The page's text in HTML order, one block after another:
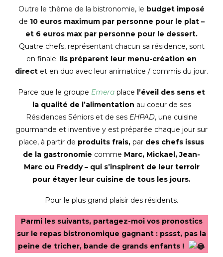
Outre le thème de la bistronomie, le budget imposé
de 10 euros maximum par personne pour le plat –
et 6 euros max par personne pour le dessert.
Quatre chefs, représentant chacun sa résidence, sont
en finale. Ils préparent leur menu-création en
direct et en duo avec leur animatrice / commis du jour.
Parce que le groupe Emera place l’éveil des sens et
la qualité de l’alimentation au coeur de ses
Résidences Séniors et de ses EHPAD, une cuisine
gourmande et inventive y est préparée chaque jour sur
place, à partir de produits frais, par des chefs issus
de la gastronomie comme Marc, Mickael, Jean-
Marc ou Freddy – qui s’inspirent de leur terroir
pour étayer leur cuisine de tous les jours.
Pour le plus grand plaisir des résidents.
Parmi les suivants, partagez-moi vos pronostics
sur le repas bistronomique gagnant : pssst, pas la
peine de tricher, bande de grands enfants !